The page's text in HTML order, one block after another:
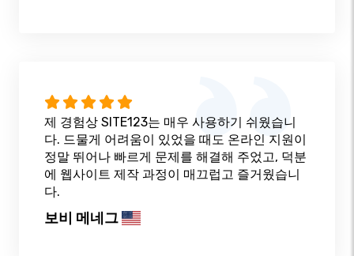
제 경험상 SITE123는 매우 사용하기 쉬웠습니
다. 드물게 어려움이 있었을 때도 온라인 지원이
정말 뛰어나 빠르게 문제를 해결해 주었고, 덕분
에 웹사이트 제작 과정이 매끄럽고 즐거웠습니
다.
보비 메네그